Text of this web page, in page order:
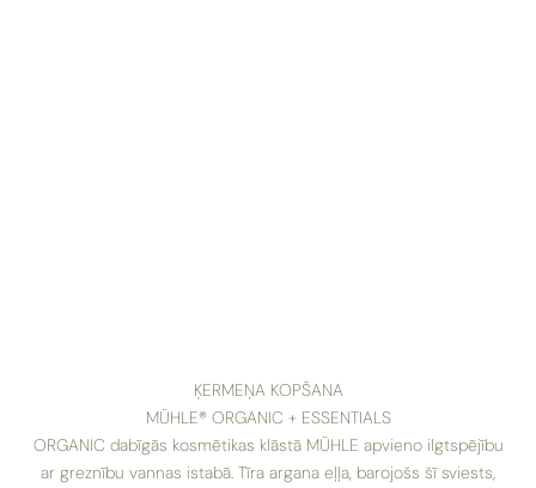
ĶERMEŅA KOPŠANA
MÜHLE® ORGANIC + ESSENTIALS
ORGANIC dabīgās kosmētikas klāstā MÜHLE apvieno ilgtspējību
ar greznību vannas istabā. Tīra argana eļļa, barojošs šī sviests,